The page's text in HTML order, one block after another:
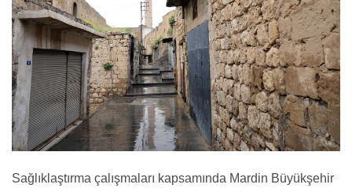
Sağlıklaştırma çalışmaları kapsamında Mardin Büyükşehir